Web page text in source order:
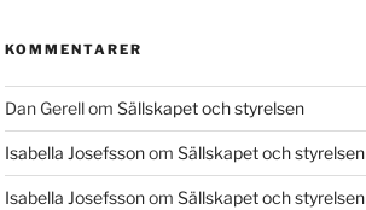
KOMMENTARER
Dan Gerellom Sällskapet och styrelsen
Isabella Josefssonom Sällskapet och styrelsen
Isabella Josefssonom Sällskapet och styrelsen